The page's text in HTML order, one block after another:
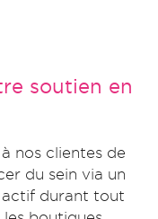
soutien en
nos clientes de
du sein via un
actif durant tout